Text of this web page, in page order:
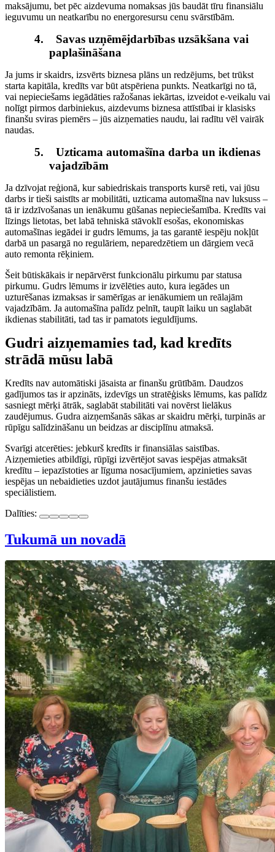
maksājumu, bet pēc aizdevuma nomaksas jūs baudāt tīru finansiālu
ieguvumu un neatkarību no energoresursu cenu svārstībām.
4.
Savas uzņēmējdarbības uzsākšana vai
paplašināšana
Ja jums ir skaidrs, izsvērts biznesa plāns un redzējums, bet trūkst
starta kapitāla, kredīts var būt atspēriena punkts. Neatkarīgi no tā,
vai nepieciešams iegādāties ražošanas iekārtas, izveidot e-veikalu vai
nolīgt pirmos darbiniekus, aizdevums biznesa attīstībai ir klasisks
finanšu sviras piemērs – jūs aizņematies naudu, lai radītu vēl vairāk
naudas.
5.
Uzticama automašīna darba un ikdienas
vajadzībām
Ja dzīvojat reģionā, kur sabiedriskais transports kursē reti, vai jūsu
darbs ir tieši saistīts ar mobilitāti, uzticama automašīna nav luksuss –
tā ir izdzīvošanas un ienākumu gūšanas nepieciešamība. Kredīts vai
līzings lietotas, bet labā tehniskā stāvoklī esošas, ekonomiskas
automašīnas iegādei ir gudrs lēmums, ja tas garantē iespēju nokļūt
darbā un pasargā no regulāriem, neparedzētiem un dārgiem vecā
auto remonta rēķiniem.
Šeit būtiskākais ir nepārvērst funkcionālu pirkumu par statusa
pirkumu. Gudrs lēmums ir izvēlēties auto, kura iegādes un
uzturēšanas izmaksas ir samērīgas ar ienākumiem un reālajām
vajadzībām. Ja automašīna palīdz pelnīt, taupīt laiku un saglabāt
ikdienas stabilitāti, tad tas ir pamatots ieguldījums.
Gudri aizņemamies tad, kad kredīts
strādā mūsu labā
Kredīts nav automātiski jāsaista ar finanšu grūtībām. Daudzos
gadījumos tas ir apzināts, izdevīgs un stratēģisks lēmums, kas palīdz
sasniegt mērķi ātrāk, saglabāt stabilitāti vai novērst lielākus
zaudējumus. Gudra aizņemšanās sākas ar skaidru mērķi, turpinās ar
rūpīgu salīdzināšanu un beidzas ar disciplīnu atmaksā.
Svarīgi atcerēties: jebkurš kredīts ir finansiālas saistības.
Aizņemieties atbildīgi, rūpīgi izvērtējot savas iespējas atmaksāt
kredītu – iepazīstoties ar līguma nosacījumiem, apzinieties savas
iespējas un nebaidieties uzdot jautājumus finanšu iestādes
speciālistiem.
Dalīties:
Tukumā un novadā